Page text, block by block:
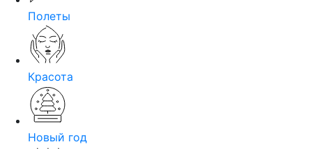
Полеты
Красота
Новый год